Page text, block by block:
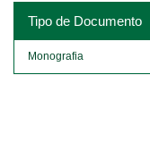
Tipo de Documento
Monografia